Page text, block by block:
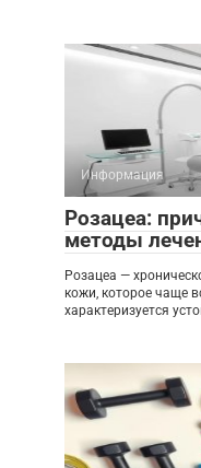
Информация
Розацеа:
методы
Розацеа —
кожи, которое чаще
характеризуется